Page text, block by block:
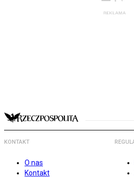
KONTAKT
O nas
Kontakt